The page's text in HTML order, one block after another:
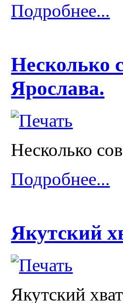
Подробнее...
Несколько
Ярослава.
Несколько
Подробнее...
Якутский
Якутский хват